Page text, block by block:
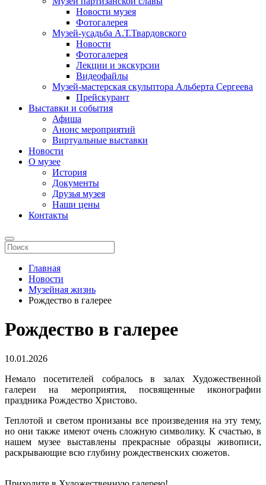
Новости музея
Фотогалерея
Музей-усадьба А.Т.Твардовского
Новости
Фотогалерея
Лекции и экскурсии
Видеофайлы
Музей-мастерская скульптора Альберта Сергеева
Прейскурант
Выставки и события
Афиша
Анонс мероприятий
Виртуальные выставки
Новости
О музее
История
Документы
Друзья музея
Наши цены
Контакты
Главная
Новости
Музейная жизнь
Рождество в галерее
Рождество в галерее
10.01.2026
Немало посетителей собралось в залах Художественной
галереи на мероприятия, посвященные иконографии
праздника Рождество Христово.
Теплотой и светом пронизаны все произведения на эту тему,
но они также имеют очень сложную символику. К счастью, в
нашем музее выставлены прекрасные образцы живописи,
раскрывающие всю глубину рождественских сюжетов.